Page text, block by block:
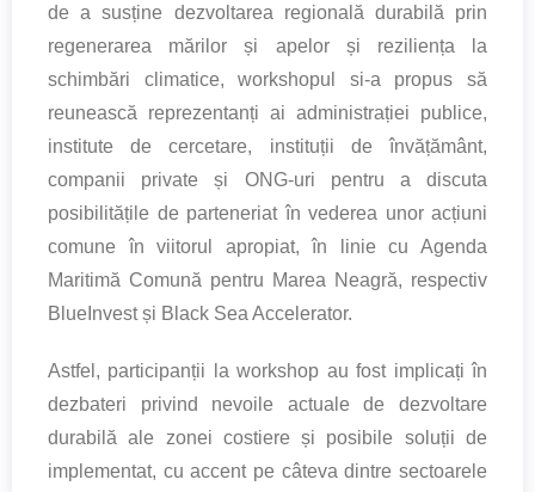
de a susține dezvoltarea regională durabilă prin
regenerarea mărilor și apelor și reziliența la
schimbări climatice, workshopul si-a propus să
reunească reprezentanți ai administrației publice,
institute de cercetare, instituții de învățământ,
companii private și ONG-uri pentru a discuta
posibilitățile de parteneriat în vederea unor acțiuni
comune în viitorul apropiat, în linie cu Agenda
Maritimă Comună pentru Marea Neagră, respectiv
BlueInvest și Black Sea Accelerator.
Astfel, participanții la workshop au fost implicați în
dezbateri privind nevoile actuale de dezvoltare
durabilă ale zonei costiere și posibile soluții de
implementat, cu accent pe câteva dintre sectoarele